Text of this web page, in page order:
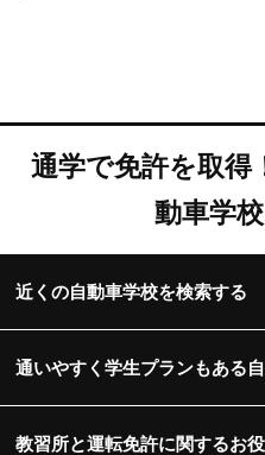
通学で免許を取得
動車学
近くの自動車学校を検索する
通いやすく学生プランもある
教習所と運転免許に関するお